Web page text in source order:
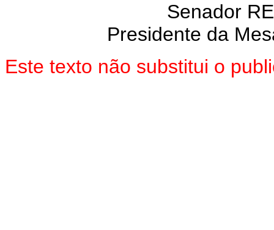
Senador
Presidente da
Este texto não substitui o